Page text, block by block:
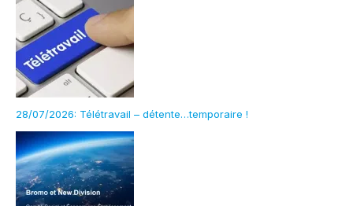
28/07/2026: Télétravail – détente…temporaire !